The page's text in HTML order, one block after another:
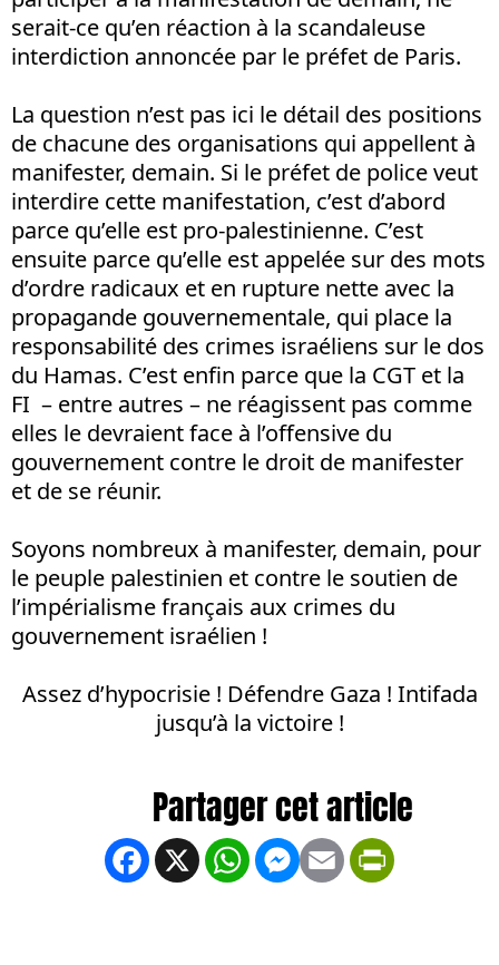
serait-ce qu’en réaction à la scandaleuse
interdiction annoncée par le préfet de Paris.
La question n’est pas ici le détail des positions
de chacune des organisations qui appellent à
manifester, demain. Si le préfet de police veut
interdire cette manifestation, c’est d’abord
parce qu’elle est pro-palestinienne. C’est
ensuite parce qu’elle est appelée sur des mots
d’ordre radicaux et en rupture nette avec la
propagande gouvernementale, qui place la
responsabilité des crimes israéliens sur le dos
du Hamas. C’est enfin parce que la CGT et la
FI – entre autres – ne réagissent pas comme
elles le devraient face à l’offensive du
gouvernement contre le droit de manifester
et de se réunir.
Soyons nombreux à manifester, demain, pour
le peuple palestinien et contre le soutien de
l’impérialisme français aux crimes du
gouvernement israélien !
Assez d’hypocrisie ! Défendre Gaza ! Intifada
jusqu’à la victoire !
Facebook
X WhatsApp
Messenger
Email